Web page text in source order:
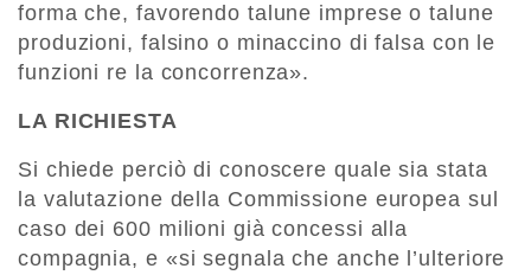
forma che, favorendo talune imprese o talune
produzioni, falsino o minaccino di falsa con le
funzioni re la concorrenza».
LA RICHIESTA
Si chiede perciò di conoscere quale sia stata
la valutazione della Commissione europea sul
caso dei 600 milioni già concessi alla
compagnia, e «si segnala che anche l’ulteriore